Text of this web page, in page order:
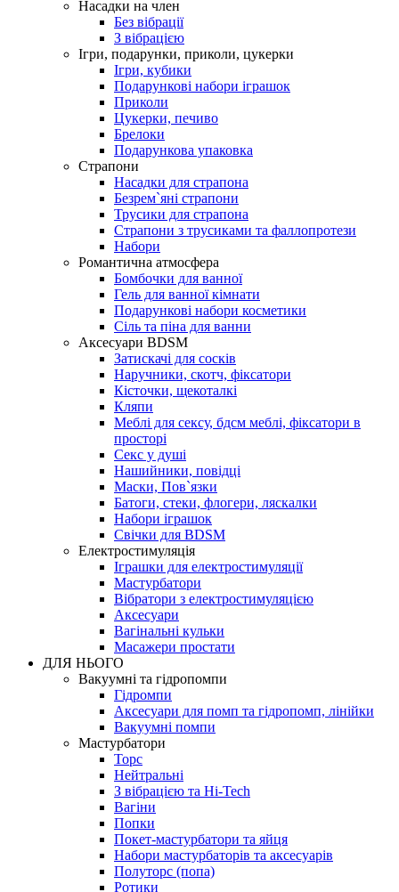
Насадки на член
Без вібрації
З вібрацією
Ігри, подарунки, приколи, цукерки
Ігри, кубики
Подарункові набори іграшок
Приколи
Цукерки, печиво
Брелоки
Подарункова упаковка
Страпони
Насадки для страпона
Безрем`яні страпони
Трусики для страпона
Страпони з трусиками та фаллопротези
Набори
Романтична атмосфера
Бомбочки для ванної
Гель для ванної кімнати
Подарункові набори косметики
Сіль та піна для ванни
Аксесуари BDSM
Затискачі для сосків
Наручники, скотч, фіксатори
Кісточки, щекоталкі
Кляпи
Меблі для сексу, бдсм меблі, фіксатори в
просторі
Секс у душі
Нашийники, повідці
Маски, Пов`язки
Батоги, стеки, флогери, ляскалки
Набори іграшок
Свічки для BDSM
Електростимуляція
Іграшки для електростимуляції
Мастурбатори
Вібратори з електростимуляцією
Аксесуари
Вагінальні кульки
Масажери простати
ДЛЯ НЬОГО
Вакуумні та гідропомпи
Гідромпи
Аксесуари для помп та гідропомп, лінійки
Вакуумні помпи
Мастурбатори
Торс
Нейтральні
З вібрацією та Hi-Tech
Вагіни
Попки
Покет-мастурбатори та яйця
Набори мастурбаторів та аксесуарів
Полуторс (попа)
Ротики